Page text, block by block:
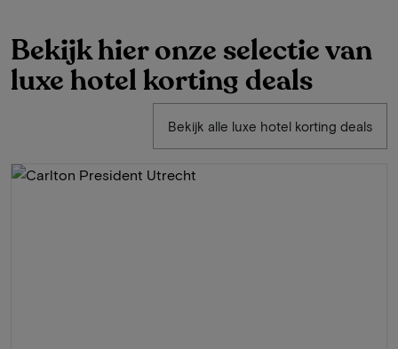
Bekijk hier onze selectie van
luxe hotel korting deals
Bekijk alle luxe hotel korting deals